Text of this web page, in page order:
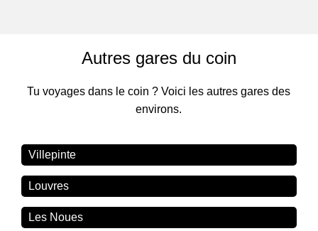
Autres gares du coin
Tu voyages dans le coin ? Voici les autres gares des
environs.
Villepinte
Louvres
Les Noues